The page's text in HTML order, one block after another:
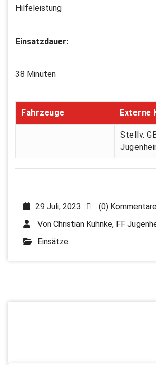
Hilfeleistung
Einsatzdauer:
38 Minuten
Fahrzeuge Externe
Stellv.
29 Juli, 2023
(0)
Von Christian Kuhnke, FF
Einsätze